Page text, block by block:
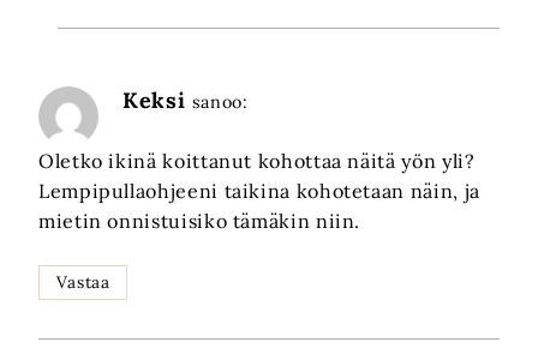
Keksi sanoo:
Oletko ikinä koittanut kohottaa näitä yön yli?
Lempipullaohjeeni taikina kohotetaan näin, ja
mietin onnistuisiko tämäkin niin.
Vastaa